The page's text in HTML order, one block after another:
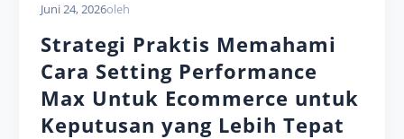
Juni 24, 2026oleh
Strategi Praktis Memahami
Cara Setting Performance
Max Untuk Ecommerce untuk
Keputusan yang Lebih Tepat